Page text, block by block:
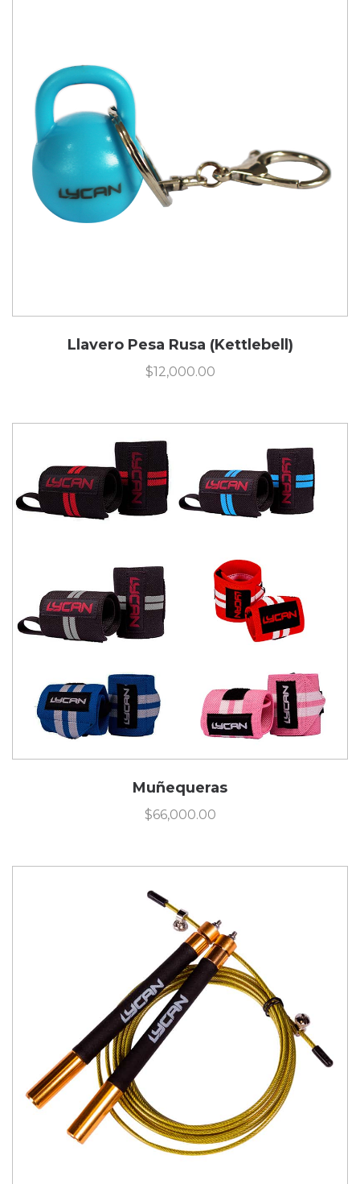
Llavero Pesa Rusa (Kettlebell)
$12,000.00
Muñequeras
$66,000.00